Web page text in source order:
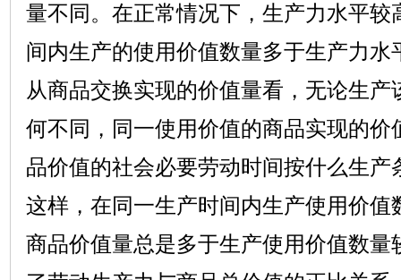
量不同。在正常情况下，生产力水平较
间内生产的使用价值数量多于生产力水
从商品交换实现的价值量看，无论生
何不同，同一使用价值的商品实现的价
品价值的社会必要劳动时间按什么生产
这样，在同一生产时间内生产使用价值
商品价值量总是多于生产使用价值数量